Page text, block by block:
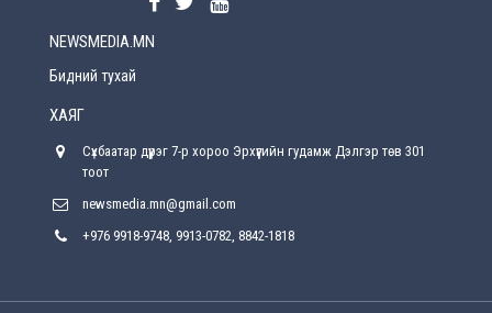
хүрсэн өгөөжөөрөө ажлаа үнэлж, хэрэгжилтээ
Улсын онцгой комисс өвөлжилтийн бэлтгэл,
NEWSMEDIA.MN
Бидний тухай
ХАЯГ
Сүхбаатар дүүрэг 7-р хороо Эрхүүгийн гудамж Дэлгэр төв 301
тоот
newsmedia.mn@gmail.com
+976 9918-9748, 9913-0782, 8842-1818